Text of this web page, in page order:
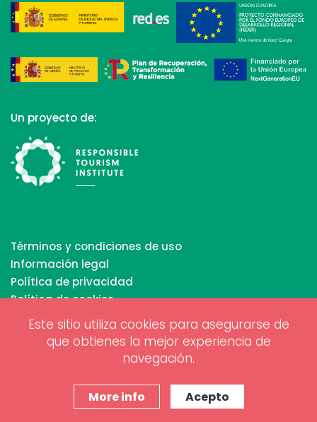
Este sitio utiliza cookies para asegurarse de
que obtienes la mejor experiencia de
navegación.
More info Acepto
Un proyecto de:
Términos y condiciones de uso
Información legal
Política de privacidad
Política de cookies
Copyrights © 2026 All Rights Reserved by Biosphere
Responsible Tourism Inc.
www.projectesainternet.com